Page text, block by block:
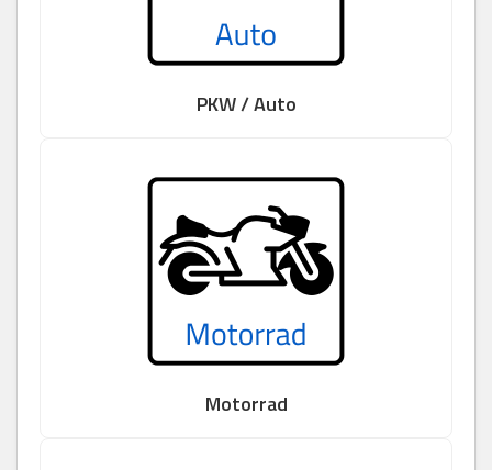
PKW / Auto
Motorrad